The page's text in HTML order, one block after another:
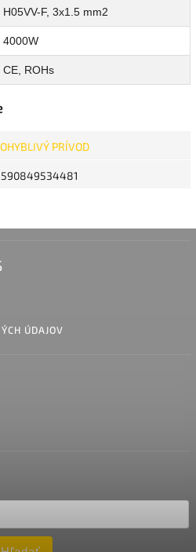
H05VV-F, 3x1.5 mm2
4000W
CE, ROHs
PRÍVOD
ÚDAJOV